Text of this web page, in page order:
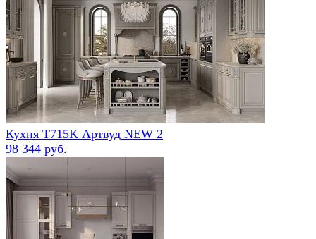
Кухня Т715K Артвуд NEW 2
98 344 руб.